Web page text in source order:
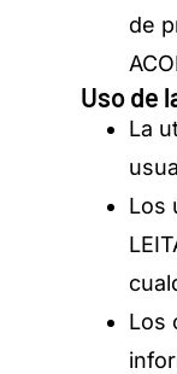
de
Uso de
La
Los
Los